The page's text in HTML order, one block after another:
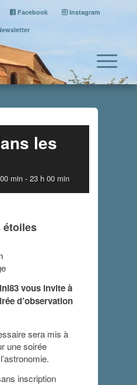
Facebook
Instagram
les
min -23 h 00 min
étoiles
vous invite à
d’observation
sera mis à
une soirée
inscription